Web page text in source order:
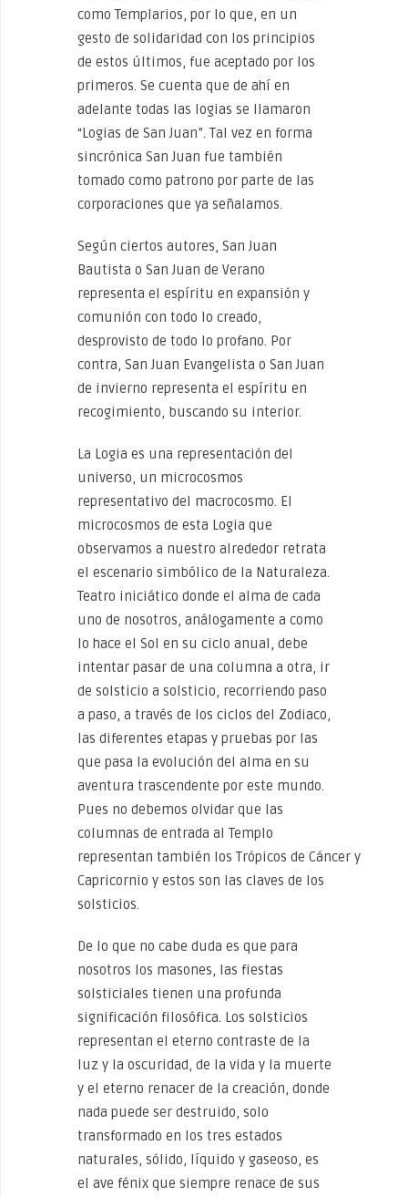
como Templarios, por lo que, en un
gesto de solidaridad con los principios
de estos últimos, fue aceptado por los
primeros. Se cuenta que de ahí en
adelante todas las logias se llamaron
“Logias de San Juan”. Tal vez en forma
sincrónica San Juan fue también
tomado como patrono por parte de las
corporaciones que ya señalamos.
Según ciertos autores, San Juan
Bautista o San Juan de Verano
representa el espíritu en expansión y
comunión con todo lo creado,
desprovisto de todo lo profano. Por
contra, San Juan Evangelista o San Juan
de invierno representa el espíritu en
recogimiento, buscando su interior.
La Logia es una representación del
universo, un microcosmos
representativo del macrocosmo. El
microcosmos de esta Logia que
observamos a nuestro alrededor retrata
el escenario simbólico de la Naturaleza.
Teatro iniciático donde el alma de cada
uno de nosotros, análogamente a como
lo hace el Sol en su ciclo anual, debe
intentar pasar de una columna a otra, ir
de solsticio a solsticio, recorriendo paso
a paso, a través de los ciclos del Zodiaco,
las diferentes etapas y pruebas por las
que pasa la evolución del alma en su
aventura trascendente por este mundo.
Pues no debemos olvidar que las
columnas de entrada al Templo
representan también los Trópicos de Cáncer y
Capricornio y estos son las claves de los
solsticios.
De lo que no cabe duda es que para
nosotros los masones, las fiestas
solsticiales tienen una profunda
significación filosófica. Los solsticios
representan el eterno contraste de la
luz y la oscuridad, de la vida y la muerte
y el eterno renacer de la creación, donde
nada puede ser destruido, solo
transformado en los tres estados
naturales, sólido, líquido y gaseoso, es
el ave fénix que siempre renace de sus